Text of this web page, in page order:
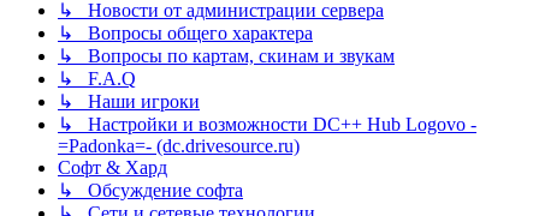
↳ Новости от администрации сервера
↳ Вопросы общего характера
↳ Вопросы по картам, скинам и звукам
↳ F.A.Q
↳ Наши игроки
↳ Настройки и возможности DC++ Hub Logovo -
=Padonka=- (dc.drivesource.ru)
Софт & Хард
↳ Обсуждение софта